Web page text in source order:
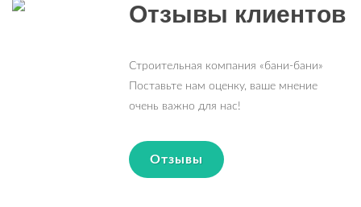
Отзывы клиентов
Строительная компания «бани-бани»
Поставьте нам оценку, ваше мнение
очень важно для нас!
Отзывы